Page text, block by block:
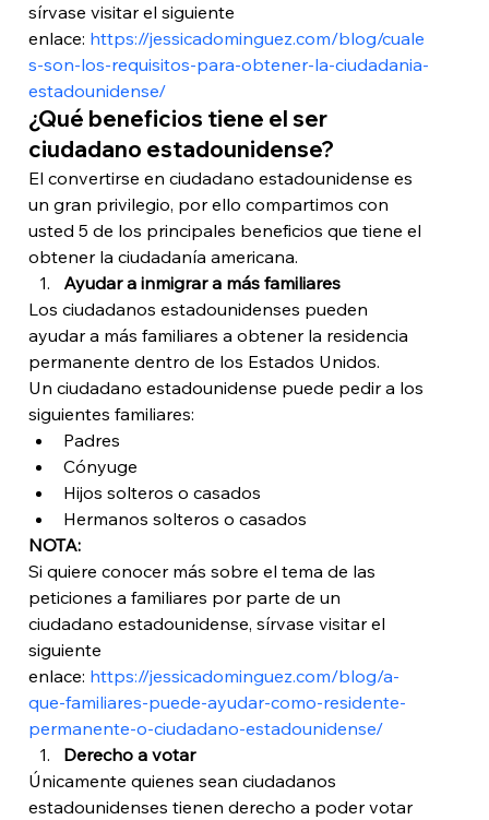
sírvase visitar el siguiente
enlace: https://jessicadominguez.com/blog/cuale
s-son-los-requisitos-para-obtener-la-ciudadania-
estadounidense/
¿Qué beneficios tiene el ser
ciudadano estadounidense?
El convertirse en ciudadano estadounidense es
un gran privilegio, por ello compartimos con
usted 5 de los principales beneficios que tiene el
obtener la ciudadanía americana.
Ayudar a inmigrar a más familiares
Los ciudadanos estadounidenses pueden
ayudar a más familiares a obtener la residencia
permanente dentro de los Estados Unidos.
Un ciudadano estadounidense puede pedir a los
siguientes familiares:
Padres
Cónyuge
Hijos solteros o casados
Hermanos solteros o casados
NOTA:
Si quiere conocer más sobre el tema de las
peticiones a familiares por parte de un
ciudadano estadounidense, sírvase visitar el
siguiente
enlace: https://jessicadominguez.com/blog/a-
que-familiares-puede-ayudar-como-residente-
permanente-o-ciudadano-estadounidense/
Derecho a votar
Únicamente quienes sean ciudadanos
estadounidenses tienen derecho a poder votar